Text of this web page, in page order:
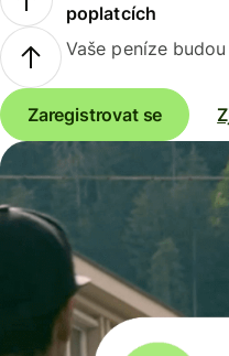
poplatcích
Vaše peníze
Zaregistrovat se